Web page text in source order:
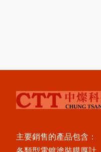
磁
吸
式
B
r
e
s
l
e
T
e
s
t
金
屬
表
面
含
量
測
定
X3001數字式附著強度測試儀
P
o
siT
e
s
t
P
C
非
接
觸
式
粉
體
厚
度
測定儀
美
國
P
o
s
i
T
e
c
t
o
r
6
0
0
0
膜
厚
計
台
灣
區
主
要
代
理
商
-
-
中
燦
科
技
主要銷售的產品包含：